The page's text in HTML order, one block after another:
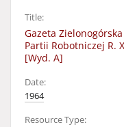
Title:
Gazeta
Partii Robotniczej R.
[Wyd. A]
Date:
1964
Resource Type: